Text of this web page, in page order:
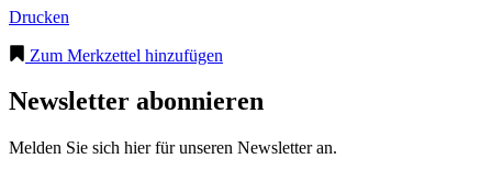
Drucken
Zum Merkzettel hinzufügen
Newsletter abonnieren
Melden Sie sich hier für unseren Newsletter an.